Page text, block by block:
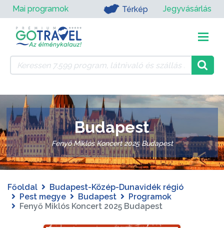
Mai programok Térkép Jegyvásárlás
Budapest
Fenyő Miklós Koncert 2025 Budapest
Főoldal
Budapest-Közép-Dunavidék régió
Pest megye
Budapest
Programok
Fenyő Miklós Koncert 2025 Budapest